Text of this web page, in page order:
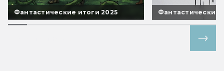
Фантастические итоги 2025 Фантастические